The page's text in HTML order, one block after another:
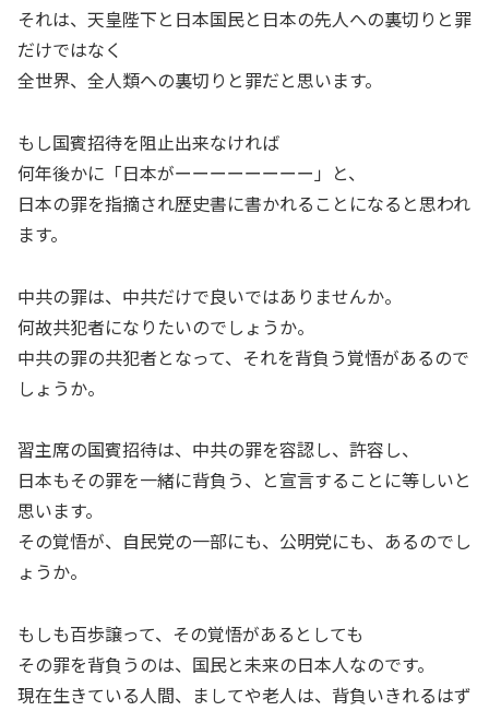
それは、天皇陛下と日本国民と日本の先人への裏切りと罪
だけではなく
全世界、全人類への裏切りと罪だと思います。
もし国賓招待を阻止出来なければ
何年後かに「日本がーーーーーーーー」と、
日本の罪を指摘され歴史書に書かれることになると思われ
ます。
中共の罪は、中共だけで良いではありませんか。
何故共犯者になりたいのでしょうか。
中共の罪の共犯者となって、それを背負う覚悟があるので
しょうか。
習主席の国賓招待は、中共の罪を容認し、許容し、
日本もその罪を一緒に背負う、と宣言することに等しいと
思います。
その覚悟が、自民党の一部にも、公明党にも、あるのでし
ょうか。
もしも百歩譲って、その覚悟があるとしても
その罪を背負うのは、国民と未来の日本人なのです。
現在生きている人間、ましてや老人は、背負いきれるはず